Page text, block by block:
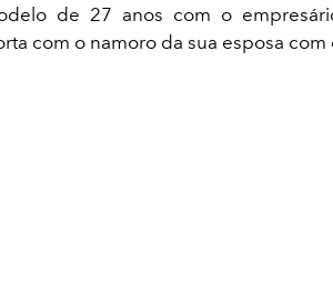
de 27 anos com o
com o namoro da sua esposa com